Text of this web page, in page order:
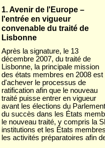
1. Avenir de l'Europe –
l'entrée en vigueur
convenable du traité de
Lisbonne
Après la signature, le 13
décembre 2007, du traité de
Lisbonne, la principale mission
des états membres en 2008 est
d'achever le processus de
ratification afin que le nouveau
traité puisse entrer en vigueur
avant les élections du
du succès dans les États
le nouveau traité, y compris la
institutions et les États
les activités préparatoires afin